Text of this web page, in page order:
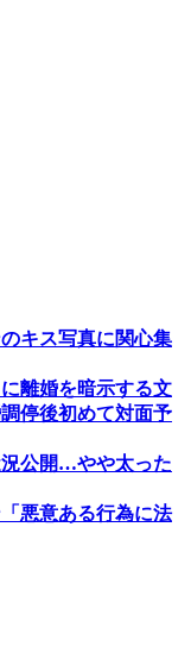
キス写真に関心集
離婚を暗示する文
停後初めて対面予
公開…やや太った
悪意ある行為に法